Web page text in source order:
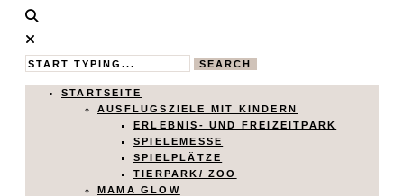
Calistas
Traum
MAMABLOG
SEARCH
STARTSEITE
AUSFLUGSZIELE MIT KINDERN
ERLEBNIS- UND FREIZEITPARK
SPIELEMESSE
SPIELPLÄTZE
TIERPARK/ ZOO
MAMA GLOW